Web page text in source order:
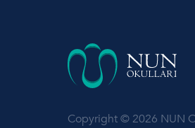
Copyright © 2026 NUN